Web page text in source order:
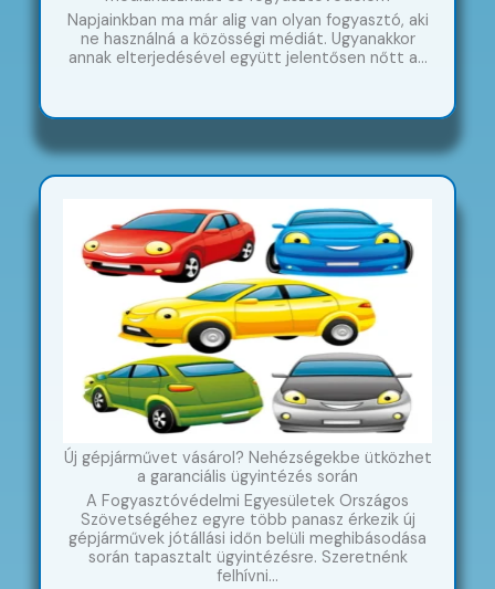
Napjainkban ma már alig van olyan fogyasztó, aki
ne használná a közösségi médiát. Ugyanakkor
annak elterjedésével együtt jelentősen nőtt a…
Új gépjárművet vásárol? Nehézségekbe ütközhet
a garanciális ügyintézés során
A Fogyasztóvédelmi Egyesületek Országos
Szövetségéhez egyre több panasz érkezik új
gépjárművek jótállási időn belüli meghibásodása
során tapasztalt ügyintézésre. Szeretnénk
felhívni…